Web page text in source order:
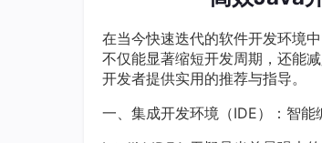
在当今快速迭代的软件开发环境
不仅能显著缩短开发周期，还能
开发者提供实用的推荐与指导。
一、集成开发环境（IDE）：智能